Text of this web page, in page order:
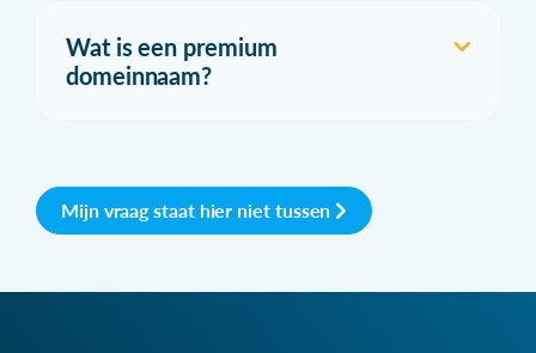
Wat is een premium
domeinnaam?
Mijn vraag staat hier niet tussen